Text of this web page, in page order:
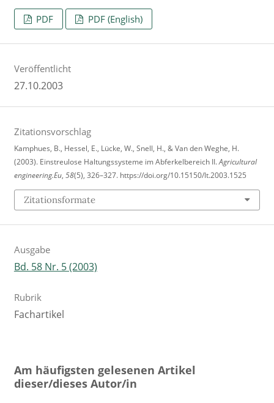
PDF PDF (English)
Veröffentlicht
27.10.2003
Zitationsvorschlag
Kamphues, B., Hessel, E., Lücke, W., Snell, H., & Van den Weghe, H.
(2003). Einstreulose Haltungssysteme im Abferkelbereich II.Agricultural
engineering.Eu, 58(5), 326–327. https://doi.org/10.15150/lt.2003.1525
Zitationsformate
Ausgabe
Bd. 58 Nr. 5 (2003)
Rubrik
Fachartikel
Am häufigsten gelesenen Artikel
dieser/dieses Autor/in